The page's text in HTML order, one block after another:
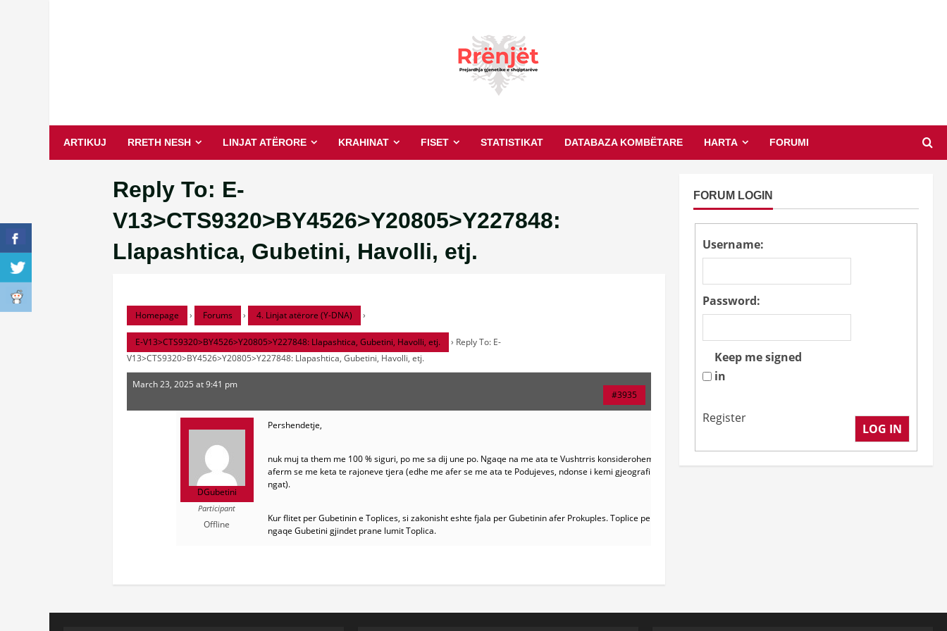
ARTIKUJ RRETH NESH LINJAT ATËRORE KRAHINAT FISET STATISTIKAT DATABAZA KOMBËTARE HARTA FORUMI
Reply To: E-
V13>CTS9320>BY4526>Y20805>Y227848:
Llapashtica, Gubetini, Havolli, etj.
Homepage › Forums › 4. Linjat atërore (Y-DNA) ›
E-V13>CTS9320>BY4526>Y20805>Y227848: Llapashtica, Gubetini, Havolli, etj. › Reply To: E-
V13>CTS9320>BY4526>Y20805>Y227848: Llapashtica, Gubetini, Havolli, etj.
March 23, 2025 at 9:41 pm
#3935
DGubetini
Participant
Offline
Pershendetje,
nuk muj ta them me 100 % siguri, po me sa dij une po. Ngaqe na me ata te Vushtrris konsiderohem me te
aferm se me keta te rajoneve tjera (edhe me afer se me ata te Podujeves, ndonse i kemi gjeografikisht ma
ngat).
Kur flitet per Gubetinin e Toplices, si zakonisht eshte fjala per Gubetinin afer Prokuples. Toplice perdoret
ngaqe Gubetini gjindet prane lumit Toplica.
FORUM LOGIN
Username:
Password:
Keep me signed
in
LOG IN
Register